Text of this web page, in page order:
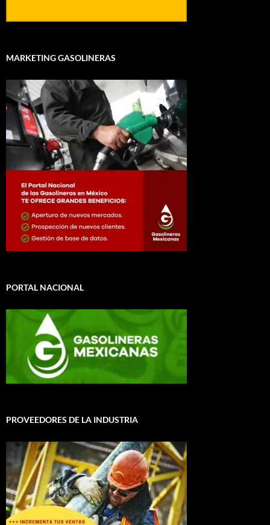
MARKETING GASOLINERAS
PORTAL NACIONAL
PROVEEDORES DE LA INDUSTRIA